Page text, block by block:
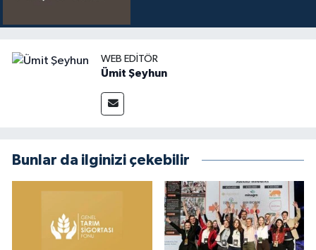
WEB EDITÖR
Ümit Şeyhun
Bunlar da ilginizi çekebilir